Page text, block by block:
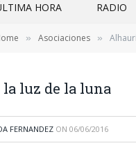
HORA RADIO
» Asociaciones »
luz de la luna
FERNANDEZ ON 06/06/2016